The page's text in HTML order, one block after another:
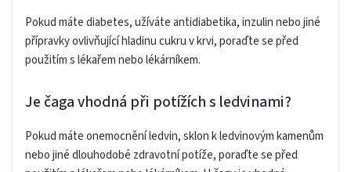
Pokud máte diabetes, užíváte antidiabetika, inzulin nebo jiné
přípravky ovlivňující hladinu cukru v krvi, poraďte se před
použitím s lékařem nebo lékárníkem.
Je čaga vhodná při potížích s ledvinami?
Pokud máte onemocnění ledvin, sklon k ledvinovým kamenům
nebo jiné dlouhodobé zdravotní potíže, poraďte se před